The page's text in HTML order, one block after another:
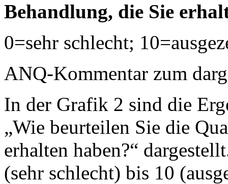
Behandlung, die Sie
0=sehr schlecht;
ANQ-Kommentar zum
In der Grafik 2 sind die
„Wie beurteilen Sie die
erhalten haben?“
(sehr schlecht) bis 10